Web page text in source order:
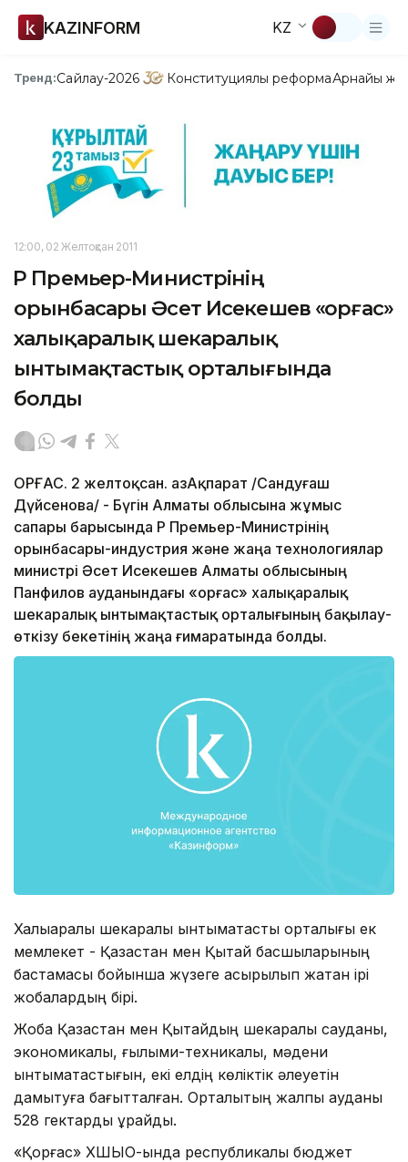
KAZINFORM KZ
Тренд:Сайлау-2026 Конституциялық реформаАрнайы
12:00, 02 Желтоқсан 2011
ҚР Премьер-Министрінің
орынбасары Әсет Исекешев «Қорғас»
халықаралық шекаралық
ынтымақтастық орталығында
болды
ҚОРҒАС. 2 желтоқсан. ҚазАқпарат /Сандуғаш
Дүйсенова/ - Бүгін Алматы облысына жұмыс
сапары барысында ҚР Премьер-Министрінің
орынбасары-индустрия және жаңа технологиялар
министрі Әсет Исекешев Алматы облысының
Панфилов ауданындағы «Қорғас» халықаралық
шекаралық ынтымақтастық орталығының бақылау-
өткізу бекетінің жаңа ғимаратында болды.
Халықаралық шекаралық ынтымақтастық орталығы ек
мемлекет - Қазақстан мен Қытай басшыларының
бастамасы бойынша жүзеге асырылып жатқан ірі
жобалардың бірі.
Жоба Қазақстан мен Қытайдың шекаралық сауданы,
экономикалық, ғылыми-техникалық, мәдени
ынтымақтастығын, екі елдің көліктік әлеуетін
дамытуға бағытталған. Орталықтың жалпы ауданы
528 гектарды құрайды.
«Қорғас» ХШЫО-ында республикалық бюджет